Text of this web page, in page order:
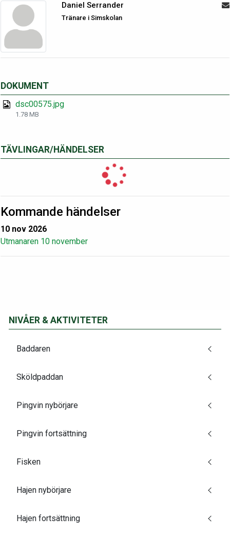
Daniel Serrander
Tränare i Simskolan
DOKUMENT
dsc00575.jpg
1.78 MB
TÄVLINGAR/HÄNDELSER
Kommande händelser
10 nov 2026
Utmanaren 10 november
NIVÅER & AKTIVITETER
Baddaren
Sköldpaddan
Pingvin nybörjare
Pingvin fortsättning
Fisken
Hajen nybörjare
Hajen fortsättning